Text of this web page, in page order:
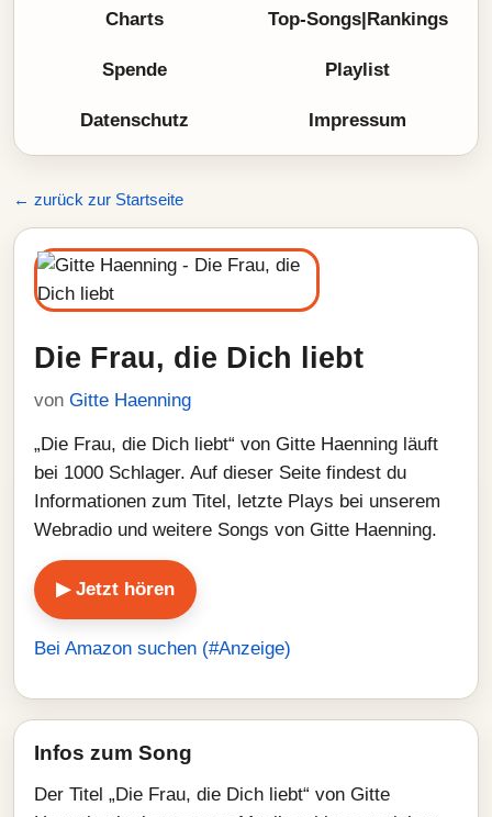
Charts Top-Songs|Rankings
Spende Playlist
Datenschutz Impressum
← zurück zur Startseite
Die Frau, die Dich liebt
von Gitte Haenning
„Die Frau, die Dich liebt“ von Gitte Haenning läuft
bei 1000 Schlager. Auf dieser Seite findest du
Informationen zum Titel, letzte Plays bei unserem
Webradio und weitere Songs von Gitte Haenning.
▶ Jetzt hören
Bei Amazon suchen (#Anzeige)
Infos zum Song
Der Titel „Die Frau, die Dich liebt“ von Gitte